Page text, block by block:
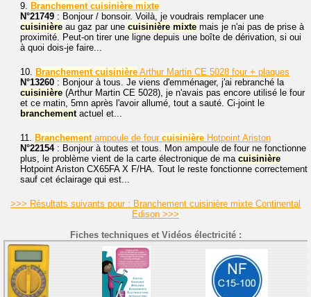
9. Branchement cuisinière mixte
N°21749 : Bonjour / bonsoir. Voilà, je voudrais remplacer une
cuisinière au gaz par une cuisinière mixte mais je n'ai pas de prise à
proximité. Peut-on tirer une ligne depuis une boîte de dérivation, si oui
à quoi dois-je faire...
10. Branchement cuisinière Arthur Martin CE 5028 four + plaques
N°13260 : Bonjour à tous. Je viens d'emménager, j'ai rebranché la
cuisinière (Arthur Martin CE 5028), je n'avais pas encore utilisé le four
et ce matin, 5mn après l'avoir allumé, tout a sauté. Ci-joint le
branchementactuel et...
11. Branchementampoule de four cuisinière Hotpoint Ariston
N°22154: Bonjour à toutes et tous. Mon ampoule de four ne fonctionne
plus, le problème vient de la carte électronique de ma cuisinière
Hotpoint Ariston CX65FA X F/HA. Tout le reste fonctionne correctement
sauf cet éclairage qui est...
>>> Résultats suivants pour : Branchement cuisinière mixte Continental
Edison >>>
Fiches techniques et Vidéos électricité :